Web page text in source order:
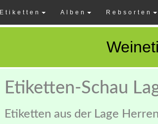
Etiketten Alben Rebsorten
Etiketten-Schau
Etiketten aus der Lage